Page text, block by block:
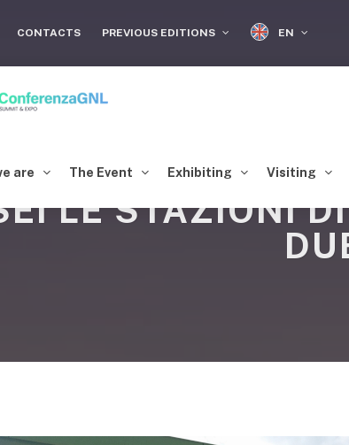
CONTACTS PREVIOUS EDITIONS EN
are The Event Exhibiting Visiting
LE STAZIONI